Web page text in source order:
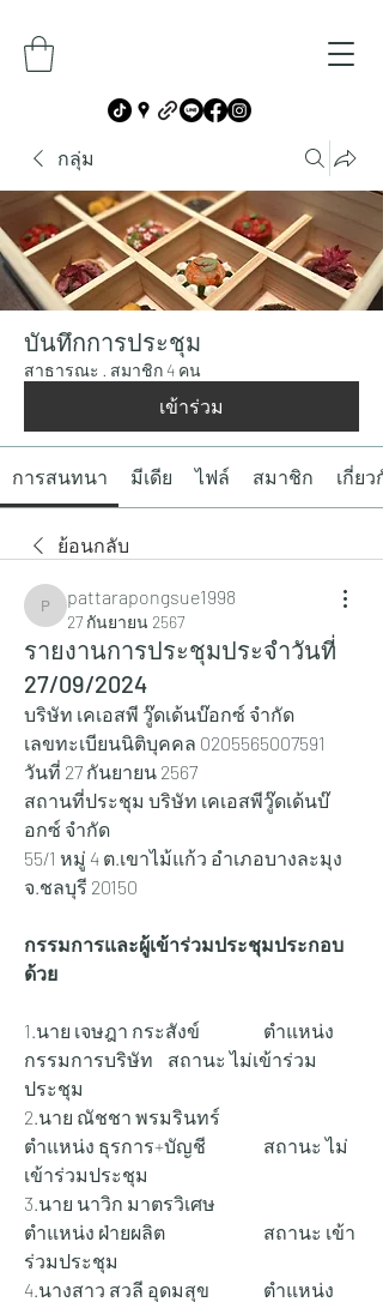
กลุ่ม
บันทึกการประชุม
สาธารณะ · สมาชิก 4 คน
เข้าร่วม
การสนทนา มีเดีย ไฟล์ สมาชิก เกี่ยว
ย้อนกลับ
pattarapongsue1998
pattarapongsue1998
27 กันยายน 2567
รายงานการประชุมประจำวันที่
27/09/2024
บริษัท เคเอสพี วู๊ดเด้นบ๊อกซ์ จำกัด
เลขทะเบียนนิติบุคคล 0205565007591
วันที่ 27 กันยายน 2567
สถานที่ประชุม บริษัท เคเอสพีวู๊ดเด้นบ๊
อกซ์ จำกัด
55/1 หมู่ 4 ต.เขาไม้แก้ว อำเภอบางละมุง
จ.ชลบุรี 20150
กรรมการและผู้เข้าร่วมประชุมประกอบ
ด้วย
1.นาย เจษฎา กระสังข์ 		ตำแหน่ง
กรรมการบริษัท 	สถานะ ไม่เข้าร่วม
ประชุม
2.นาย ณัชชา พรมรินทร์
ตำแหน่ง ธุรการ+บัญชี 		สถานะ ไม่
เข้าร่วมประชุม
3.นาย นาวิก มาตรวิเศษ
ตำแหน่ง ฝ่ายผลิต 		สถานะ เข้า
ร่วมประชุม
4.นางสาว สวลี อุดมสุข 		ตำแหน่ง